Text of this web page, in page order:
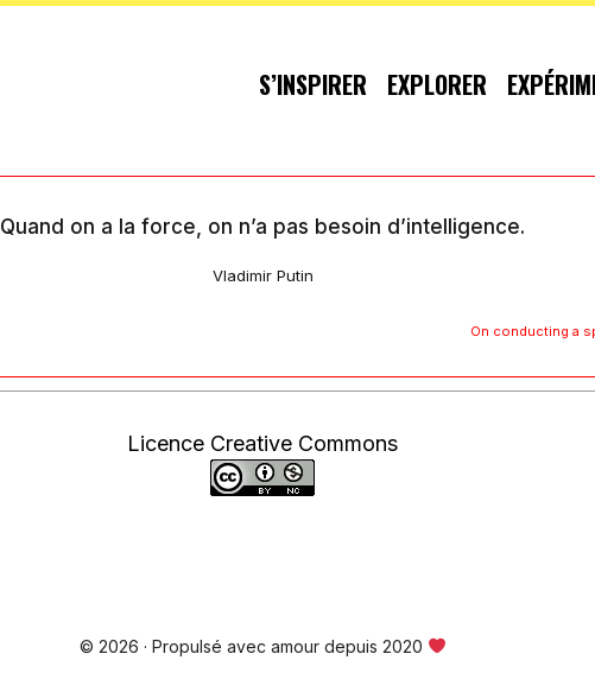
S’INSPIRER EXPLORER
Quand on a la force, on n’a pas besoin d’intelligence.
Vladimir Putin
On conducting a
Licence Creative Commons
© 2026 · Propulsé avec amour depuis 2020